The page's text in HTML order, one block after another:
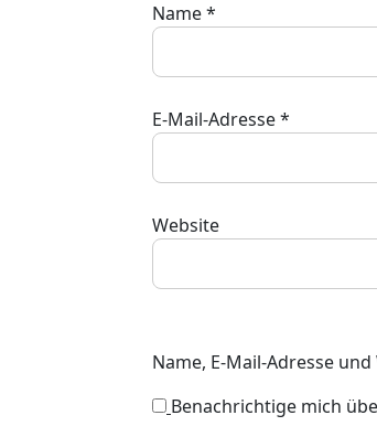
Name*
E-Mail-Adresse*
Website
Name, E-Mail-Adresse
Benachrichtige mich